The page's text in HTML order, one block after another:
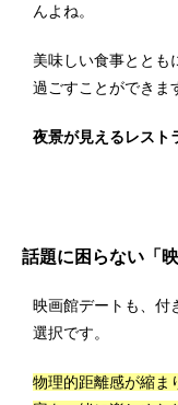
んよね。
美味しい食事ととも
過ごすことができま
夜景が見えるレスト
話題に困らない「映
映画館デートも、付
選択です。
物理的距離感が縮ま